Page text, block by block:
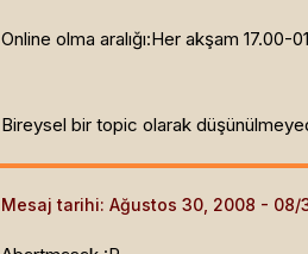
Online olma aralığı:Her akşam 17.00-
Bireysel bir topic olarak
Mesaj tarihi: Ağustos 30, 2008